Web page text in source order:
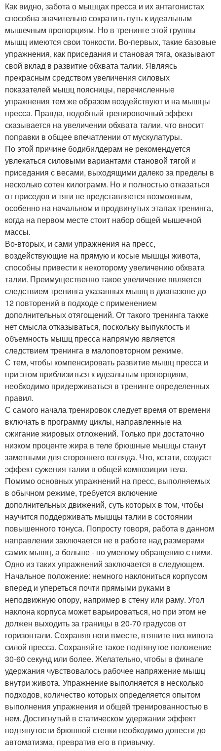
Как видно, забота о мышцах пресса и их антагонистах
способна значительно сократить путь к идеальным
мышечным пропорциям. Но в тренинге этой группы
мышц имеются свои тонкости. Во-первых, такие базовые
упражнения, как приседания и становая тяга, оказывают
свой вклад в развитие обхвата талии. Являясь
прекрасным средством увеличения силовых
показателей мышц поясницы, перечисленные
упражнения тем же образом воздействуют и на мышцы
пресса. Правда, подобный тренировочный эффект
сказывается на увеличении обхвата талии, что вносит
поправки в общее впечатлении от мускулатуры.
По этой причине бодибилдерам не рекомендуется
увлекаться силовыми вариантами становой тягой и
приседания с весами, выходящими далеко за пределы в
несколько сотен килограмм. Но и полностью отказаться
от приседов и тяги не представляется возможным,
особенно на начальном и продвинутых этапах тренинга,
когда на первом месте стоит набор общей мышечной
массы.
Во-вторых, и сами упражнения на пресс,
воздействующие на прямую и косые мышцы живота,
способны привести к некоторому увеличению обхвата
талии. Преимущественно такое увеличение является
следствием тренинга указанных мышц в диапазоне до
12 повторений в подходе с применением
дополнительных отягощений. От такого тренинга также
нет смысла отказываться, поскольку выпуклость и
объемность мышц пресса напрямую является
следствием тренинга в малоповторном режиме.
С тем, чтобы компенсировать развитие мышц пресса и
при этом приблизиться к идеальным пропорциям,
необходимо придерживаться в тренинге определенных
правил.
С самого начала тренировок следует время от времени
включать в программу циклы, направленные на
сжигание жировых отложений. Только при достаточно
низком проценте жира в теле брюшные мышцы станут
заметными для стороннего взгляда. Что, кстати, создаст
эффект сужения талии в общей композиции тела.
Помимо основных упражнений на пресс, выполняемых
в обычном режиме, требуется включение
дополнительных движений, суть которых в том, чтобы
научится поддерживать мышцы талии в состоянии
повышенного тонуса. Попросту говоря, работа в данном
направлении заключается не в работе над размерами
самих мышц, а больше - по умелому обращению с ними.
Одно из таких упражнений заключается в следующем.
Начальное положение: немного наклониться корпусом
вперед и упереться почти прямыми руками в
неподвижную опору, например в стену или раму. Угол
наклона корпуса может варьироваться, но при этом не
должен выходить за границы в 20-70 градусов от
горизонтали. Сохраняя ноги вместе, втяните низ живота
силой пресса. Сохраняйте такое подтянутое положение
30-60 секунд или более. Желательно, чтобы в финале
удержания чувствовалось рабочее напряжение мышц
внутри живота. Упражнение выполняется в несколько
подходов, количество которых определяется опытом
выполнения упражнения и общей тренированностью в
нем. Достигнутый в статическом удержании эффект
подтянутости брюшной стенки необходимо довести до
автоматизма, превратив его в привычку.